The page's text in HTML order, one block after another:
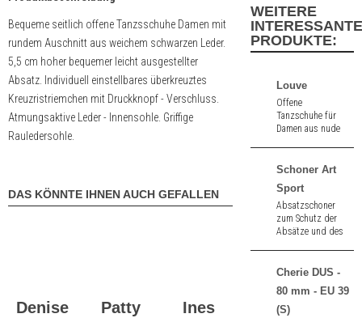
Bequeme seitlich offene Tanzsschuhe Damen mit
rundem Auschnitt aus weichem schwarzen Leder.
5,5 cm hoher bequemer leicht ausgestellter
Absatz. Individuell einstellbares überkreuztes
Kreuzristriemchen mit Druckknopf - Verschluss.
Atmungsaktive Leder - Innensohle. Griffige
Rauledersohle.
DAS KÖNNTE IHNEN AUCH GEFALLEN
Denise Patty Ines
WEITERE
INTERESSANTE
PRODUKTE:
Louve
Offene
Tanzschuhe für
Damen aus nude
Schoner Art
Sport
Absatzschoner
zum Schutz der
Absätze und des
Kunststoff der
Ray Rose.
Cherie DUS -
80 mm - EU 39
(S)